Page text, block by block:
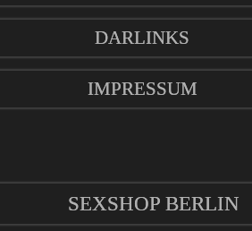
DARLINKS
IMPRESSUM
SEXSHOP BERLIN